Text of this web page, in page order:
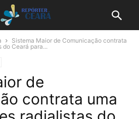
Sistema Maior de Comunicação contrata
do Ceará para...
de
contrata uma